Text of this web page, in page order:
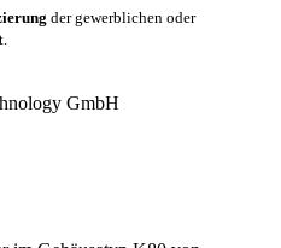
der gewerblichen oder
GmbH